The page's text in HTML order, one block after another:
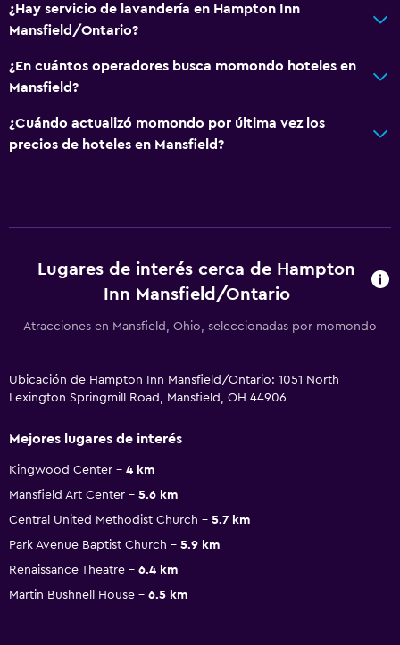
¿Hay servicio de lavandería en Hampton Inn
Mansfield/Ontario?
¿En cuántos operadores busca momondo hoteles en
Mansfield?
¿Cuándo actualizó momondo por última vez los
precios de hoteles en Mansfield?
Lugares de interés cerca de Hampton
Inn Mansfield/Ontario
Atracciones en Mansfield, Ohio, seleccionadas por momondo
Ubicación de Hampton Inn Mansfield/Ontario: 1051 North
Lexington Springmill Road, Mansfield, OH 44906
Mejores lugares de interés
Kingwood Center
4 km
Mansfield Art Center
5.6 km
Central United Methodist Church
5.7 km
Park Avenue Baptist Church
5.9 km
Renaissance Theatre
6.4 km
Martin Bushnell House
6.5 km